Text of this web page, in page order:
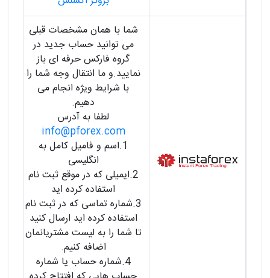
شما با همان مشخصات قبلی
می توانید حساب جدید در
گروه فارکس حرفه ای باز
نمایید.و ما انتقال وجه شما را
با شرایط ویژه انجام می
دهیم.
لطفا به آدرس
info@pforex.com
1.اسم و فامیل کامل به
انگلیسی
2.ایمیلی که در موقع ثبت نام
استفاده کرده اید
3.شماره تماسی که در ثبت نام
استفاده کرده اید ارسال کنید
تا شما را به لیست مشتریانمان
اضافه کنیم.
4.شماره حساب یا شماره